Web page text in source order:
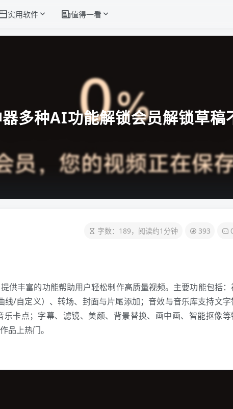
实用软件 值得一看
多种AI功能解锁会员解锁草稿
字数：189，阅读约1分钟 393
供丰富的功能帮助用户轻松制作高质量视频。主要功能包括：
/自定义）、转场、封面与片尾添加；音效与音乐库支持文字
卡点；字幕、滤镜、美颜、背景替换、画中画、智能抠像等
品上热门。